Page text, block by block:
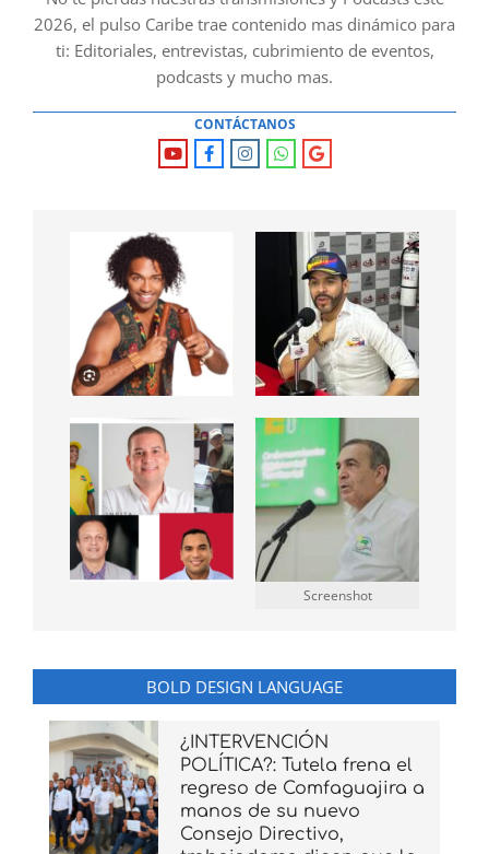
2026, el pulso Caribe trae contenido mas dinámico para
ti: Editoriales, entrevistas, cubrimiento de eventos,
podcasts y mucho mas.
CONTÁCTANOS
Screenshot
BOLD DESIGN LANGUAGE
¿INTERVENCIÓN
POLÍTICA?: Tutela frena el
regreso de Comfaguajira a
manos de su nuevo
Consejo Directivo,